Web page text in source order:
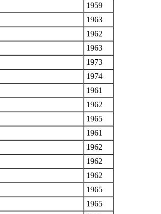
1959
1963
1962
1963
1973
1974
1961
1962
1965
1961
1962
1962
1962
1965
1965